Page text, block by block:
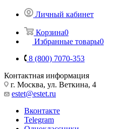
Личный кабинет
Корзина0
Избранные товары0
8 (800) 7070-353
Контактная информация
г. Москва, ул. Веткина, 4
estet@estet.ru
Вконтакте
Telegram